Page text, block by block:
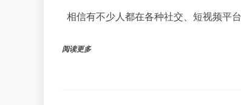
相信有不少人都在各种社交、短视频平台
阅读更多